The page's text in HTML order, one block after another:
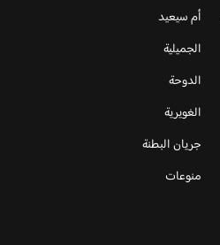
أم سيعيد
الجميلية
الدوحة
الغويرية
جريان البطنة
منوعات